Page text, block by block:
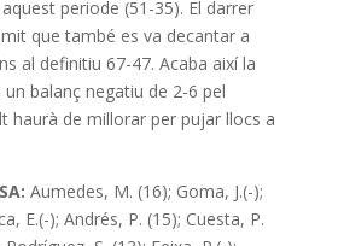
periode (51-35). El darrer
que també es va decantar a
al definitiu 67-47. Acaba així la
balanç negatiu de 2-6 pel
haurà de millorar per pujar llocs a
Aumedes, M. (16); Goma, J.(-);
E.(-); Andrés, P. (15); Cuesta, P.